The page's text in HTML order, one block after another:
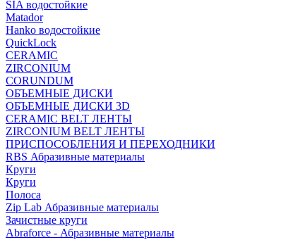
SIA водостойкие
Matador
Hanko водостойкие
QuickLock
CERAMIC
ZIRCONIUM
СORUNDUM
ОБЪЕМНЫЕ ДИСКИ
ОБЪЕМНЫЕ ДИСКИ 3D
CERAMIC BELT ЛЕНТЫ
ZIRCONIUM BELT ЛЕНТЫ
ПРИСПОСОБЛЕНИЯ И ПЕРЕХОДНИКИ
RBS Абразивные материалы
Круги
Круги
Полоса
Zip Lab Абразивные материалы
Зачистные круги
Abraforce - Абразивные материалы